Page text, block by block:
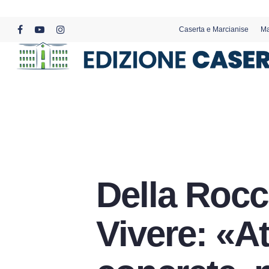
content
facebookyoutubeinstagram
Caserta e Marcianise
Della
Vivere: